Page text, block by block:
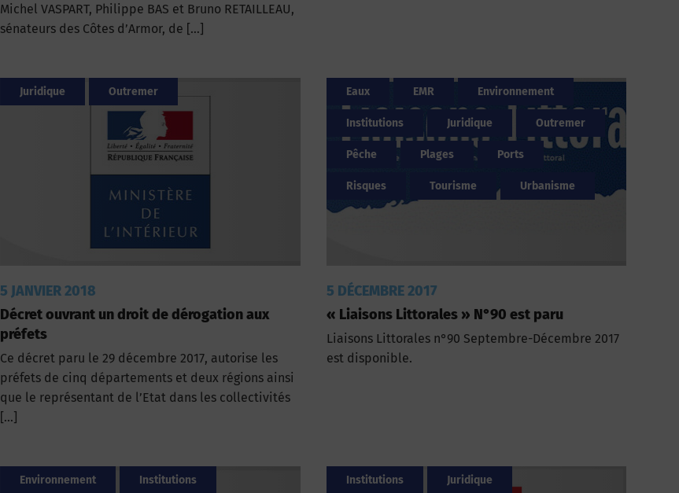
Michel VASPART, Philippe BAS et Bruno RETAILLEAU,
sénateurs des Côtes d’Armor, de […]
Juridique Outremer
5 JANVIER 2018
Décret ouvrant un droit de dérogation aux
préfets
Ce décret paru le 29 décembre 2017, autorise les
préfets de cinq départements et deux régions ainsi
que le représentant de l’Etat dans les collectivités
[…]
Eaux EMR Environnement
Institutions Juridique Outremer
Pêche Plages Ports
Risques Tourisme Urbanisme
5 DÉCEMBRE 2017
« Liaisons Littorales » N°90 est paru
Liaisons Littorales n°90 Septembre-Décembre 2017
est disponible.
Environnement Institutions Institutions Juridique